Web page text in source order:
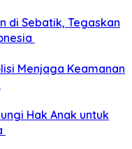
di Sebatik, Tegaskan
Menjaga Keamanan
Hak Anak untuk